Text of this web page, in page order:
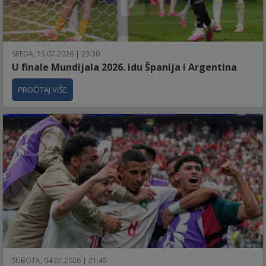
SREDA, 15.07.2026 | 23:30
U finale Mundijala 2026. idu Španija i Argentina
PROČITAJ VIŠE
SUBOTA, 04.07.2026 | 21:45